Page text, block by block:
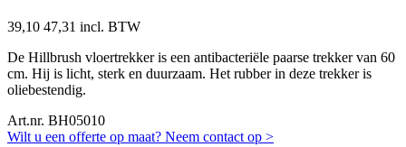
39,10 47,31 incl. BTW
De Hillbrush vloertrekker is een antibacteriële paarse trekker van 60
cm. Hij is licht, sterk en duurzaam. Het rubber in deze trekker is
oliebestendig.
Art.nr. BH05010
Wilt u een offerte op maat? Neem contact op >